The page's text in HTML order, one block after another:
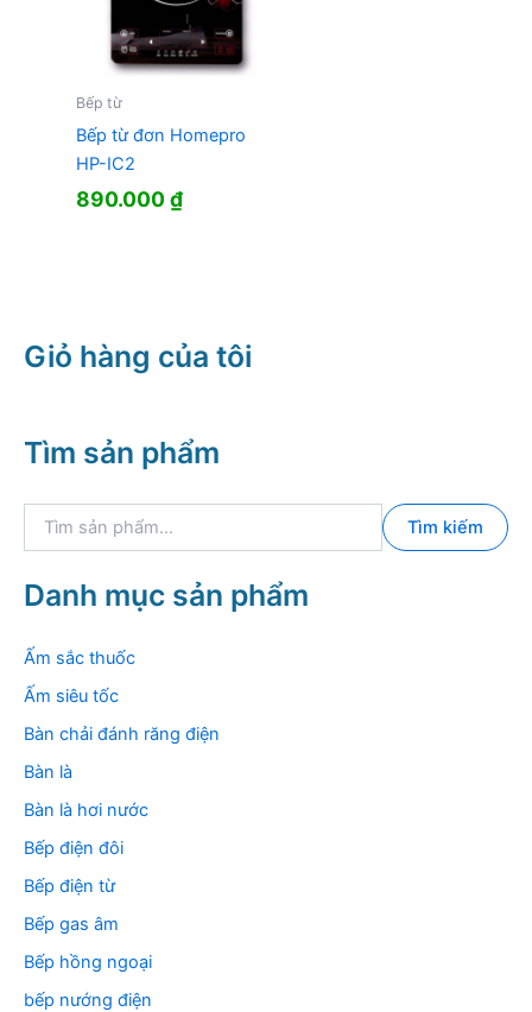
Bếp từ
Bếp từ đơn Homepro
HP-IC2
890.000₫
Giỏ hàng của tôi
Tìm sản phẩm
k
i
m
Tìm kiếm
Danh mục sản phẩm
Ấm sắc thuốc
Ấm siêu tốc
Bàn chải đánh răng điện
Bàn là
Bàn là hơi nước
Bếp điện đôi
Bếp điện từ
Bếp gas âm
Bếp hồng ngoại
bếp nướng điện